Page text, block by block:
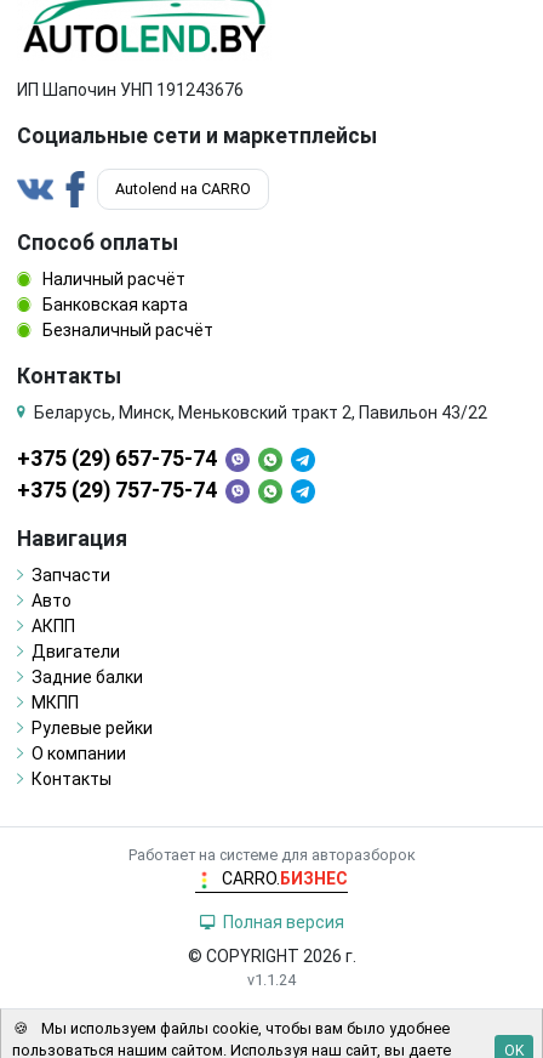
ИП Шапочин УНП 191243676
Социальные сети и маркетплейсы
Autolend на CARRO
Способ оплаты
Наличный расчёт
Банковская карта
Безналичный расчёт
Контакты
Беларусь, Минск, Меньковский тракт 2, Павильон 43/22
+375 (29) 657-75-74
+375 (29) 757-75-74
Навигация
Запчасти
Авто
АКПП
Двигатели
Задние балки
МКПП
Рулевые рейки
О компании
Контакты
Работает на системе для авторазборок
CARRO. БИЗНЕС
Полная версия
© COPYRIGHT 2026 г.
v1.1.24
🍪
Мы используем файлы cookie, чтобы вам было удобнее
пользоваться нашим сайтом. Используя наш сайт, вы даете
OK